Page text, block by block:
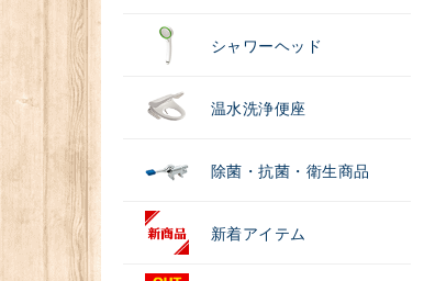
シャワーヘッド
温水洗浄便座
除菌・抗菌・衛生商品
新着アイテム